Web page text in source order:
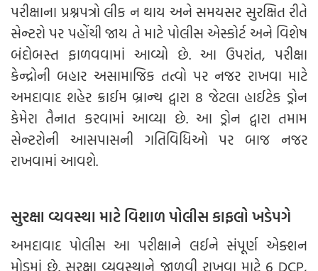
પરીક્ષાના પ્રશ્નપત્રો લીક ન થાય અને સમયસર સુરક્ષિત રીતે
સેન્ટરો પર પહોંચી જાય તે માટે પોલીસ એસ્કોર્ટ અને વિશેષ
બંદોબસ્ત ફાળવવામાં આવ્યો છે. આ ઉપરાંત, પરીક્ષા
કેન્દ્રોની બહાર અસામાજિક તત્વો પર નજર રાખવા માટે
અમદાવાદ શહેર ક્રાઈમ બ્રાન્ચ દ્વારા 8 જેટલા હાઈટેક ડ્રોન
કેમેરા તૈનાત કરવામાં આવ્યા છે. આ ડ્રોન દ્વારા તમામ
સેન્ટરોની આસપાસની ગતિવિધિઓ પર બાજ નજર
રાખવામાં આવશે.
સુરક્ષા વ્યવસ્થા માટે વિશાળ પોલીસ કાફલો ખડેપગે
અમદાવાદ પોલીસ આ પરીક્ષાને લઈને સંપૂર્ણ એક્શન
મોડમાં છે. સુરક્ષા વ્યવસ્થાને જાળવી રાખવા માટે 6 DCP,